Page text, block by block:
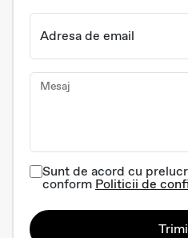
Adresa de email
Mesaj
Sunt de acord cu
conform Politicii de